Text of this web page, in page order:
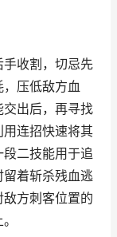
收割，切忌先
压低敌方血
出后，再寻找
连招快速将其
二技能用于追
着斩杀残血逃
方刺客位置的